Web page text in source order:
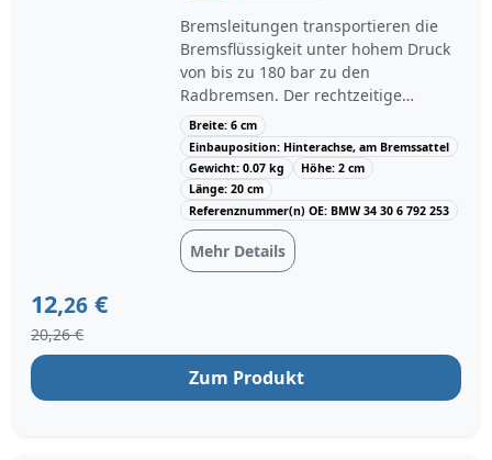
Bremsleitungen transportieren die
Bremsflüssigkeit unter hohem Druck
von bis zu 180 bar zu den
Radbremsen. Der rechtzeitige
Austausch poröser oder gerissener
Leitungen verhindert einen
möglichen totalen Bremsausfall.Der
Bremsschlauch ATE 24.5125-0230.3
hat eine Länge von 230 mm, eine
Gewindegröße von M10 mit einer
Gewindesteigung von 1 mm und ist
für die Montage an der Hinterachse
dem BMW 4 Coupe, BMW 3, BMW 3
Breite: 6 cm
Einbauposition: Hinterachse, am Bremssattel
Gewicht: 0.07 kg
Höhe: 2 cm
Länge: 20 cm
Referenznummer(n) OE: BMW 34 30 6 792 253
Mehr Details
12,26 €
20,26 €
Zum Produkt